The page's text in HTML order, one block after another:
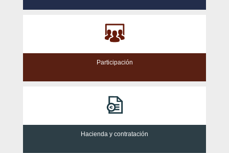
Participación
Hacienda y contratación